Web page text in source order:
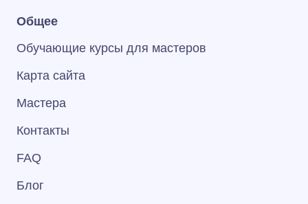
Общее
Обучающие курсы для мастеров
Карта сайта
Мастера
Контакты
FAQ
Блог